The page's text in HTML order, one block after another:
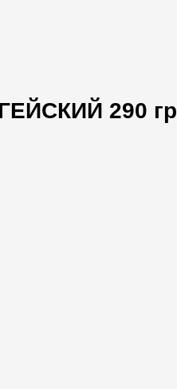
290 гр